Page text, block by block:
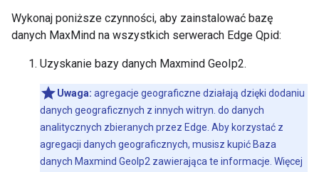
Wykonaj poniższe czynności, aby zainstalować bazę
danych MaxMind na wszystkich serwerach Edge Qpid:
Uzyskanie bazy danych Maxmind GeoIp2.
Uwaga: agregacje geograficzne działają dzięki dodaniu
danych geograficznych z innych witryn. do danych
analitycznych zbieranych przez Edge. Aby korzystać z
agregacji danych geograficznych, musisz kupić Baza
danych Maxmind GeoIp2 zawierająca te informacje. Więcej